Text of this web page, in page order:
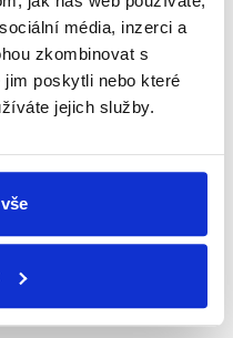
média, inzerci a
zkombinovat s
poskytli nebo které
jejich služby.
OVĚŘENO
tax
v rozhovoru pro
příjmech
s windfall